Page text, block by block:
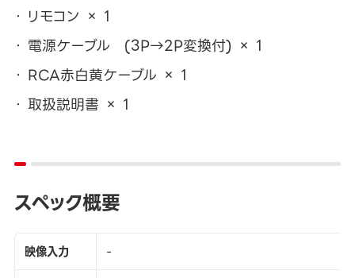
リモコン × 1
電源ケーブル (3P→2P変換付) × 1
RCA赤白黄ケーブル × 1
取扱説明書 × 1
スペック概要
映像入力
-